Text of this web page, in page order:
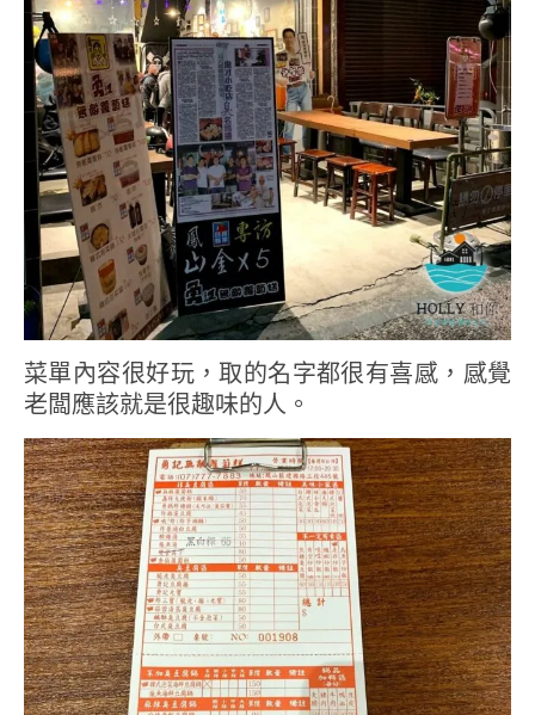
菜單內容很好玩，取的名字都很有喜感，感覺
老闆應該就是很趣味的人。